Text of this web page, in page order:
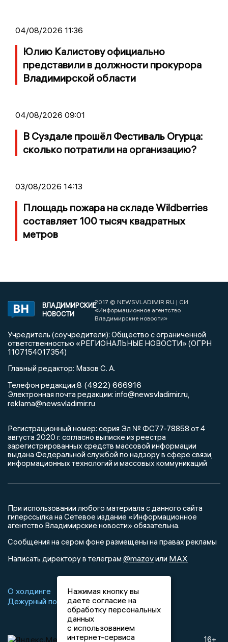
04/08/2026 11:36
Юлию Калистову официально
представили в должности прокурора
Владимирской области
04/08/2026 09:01
В Суздале прошёл Фестиваль Огурца:
сколько потратили на организацию?
03/08/2026 14:13
Площадь пожара на складе Wildberries
составляет 100 тысяч квадратных
метров
ВЛАДИМИРСКИЕ
НОВОСТИ
2017 © NEWSVLADIMIR.RU | СИ
«Информационное агентство
Владимирские новости»
Учредитель (соучредители): Общество с ограниченной
ответственностью «РЕГИОНАЛЬНЫЕ НОВОСТИ» (ОГРН
1107154017354)
Главный редактор: Мазов С. А.
Телефон редакции:8 (4922) 666916
Электронная почта редакции: info@newsvladimir.ru,
reklama@newsvladimir.ru
Регистрационный номер: серия Эл № ФС77-78858 от 4
августа 2020 г. согласно выписке из реестра
зарегистрированных средств массовой информации
выдана Федеральной службой по надзору в сфере связи,
информационных технологий и массовых коммуникаций
При использовании любого материала с данного сайта
гиперссылка на Сетевое издание «Информационное
агентство Владимирские новости» обязательна.
Сообщения на сером фоне размещены на правах рекламы
Написать директору в телеграм @mazovили MAX
О холдинге Вакансии
Реклама
Дежурный по новостям
16+
Нажимая кнопку вы
даете согласие на
обработку персональных
данных
с использованием
интернет-сервиса